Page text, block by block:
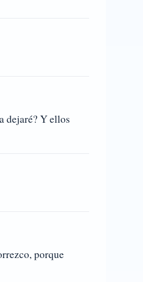
dejaré? Y ellos
porque